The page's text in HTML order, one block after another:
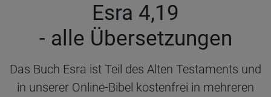
Esra 4,19
- alle Übersetzungen
Das Buch Esra ist Teil des Alten Testaments und
in unserer Online-Bibel kostenfrei in mehreren